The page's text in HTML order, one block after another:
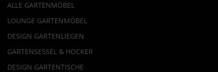
ALLE GARTENMÖBEL
LOUNGE GARTENMÖBEL
DESIGN GARTENLIEGEN
GARTENSESSEL & HOCKER
DESIGN GARTENTISCHE